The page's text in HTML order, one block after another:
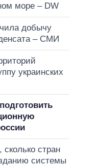
море – DW
добычу
– СМИ
украинских
сколько стран
системы